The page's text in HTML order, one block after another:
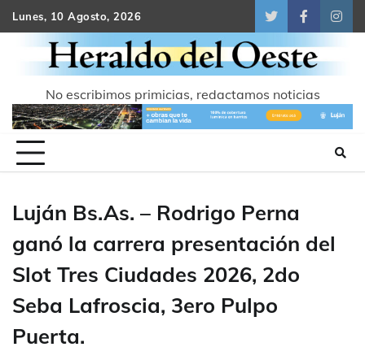
Skip
to
content
Lunes, 10 Agosto, 2026
TwitterFacebook
No escribimos primicias, redactamos noticias
Luján Bs.As. – Rodrigo Perna
ganó la carrera presentación del
Slot Tres Ciudades 2026, 2do
Seba Lafroscia, 3ero Pulpo
Puerta.